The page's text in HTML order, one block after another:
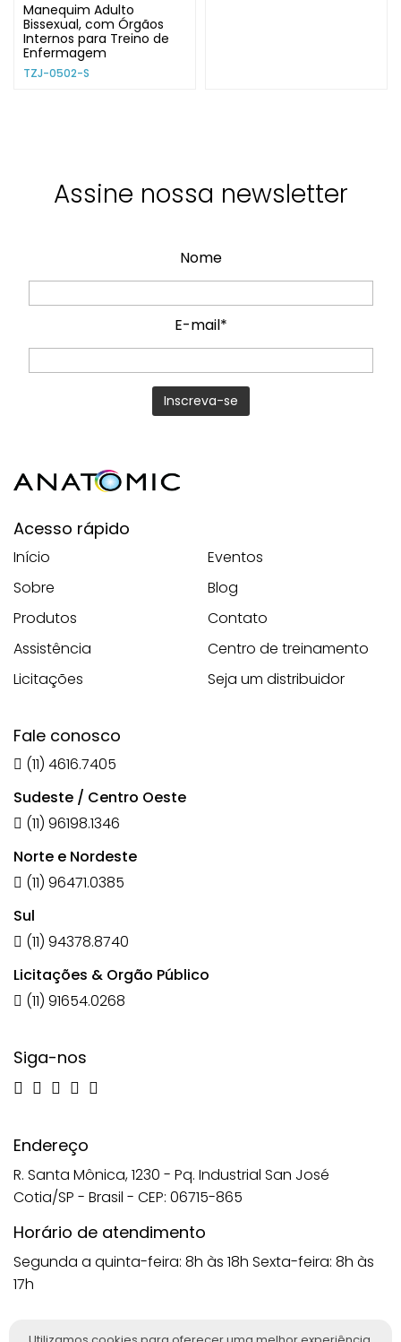
Manequim Adulto
Bissexual, com Órgãos
Internos para Treino de
Enfermagem
TZJ-0502-S
Assine nossa newsletter
Nome
E-mail*
Acesso rápido
Início
Sobre
Produtos
Assistência
Licitações
Eventos
Blog
Contato
Centro de treinamento
Seja um distribuidor
Fale conosco
(11) 4616.7405
Sudeste / Centro Oeste
(11) 96198.1346
Norte e Nordeste
(11) 96471.0385
Sul
(11) 94378.8740
Licitações & Orgão Público
(11) 91654.0268
Siga-nos
Endereço
R. Santa Mônica, 1230 - Pq. Industrial San José
Cotia/SP - Brasil - CEP: 06715-865
Horário de atendimento
Segunda a quinta-feira: 8h às 18h Sexta-feira: 8h às
17h